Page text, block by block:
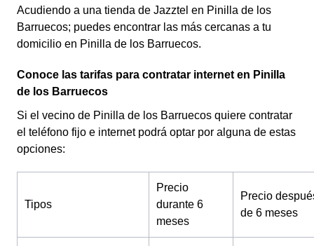
Acudiendo a una tienda de Jazztel en Pinilla de los
Barruecos; puedes encontrar las más cercanas a tu
domicilio en Pinilla de los Barruecos.
Conoce las tarifas para contratar internet en Pinilla
de los Barruecos
Si el vecino de Pinilla de los Barruecos quiere contratar
el teléfono fijo e internet podrá optar por alguna de estas
opciones:
Tipos
Precio
durante 6
meses
Precio
de 6 meses